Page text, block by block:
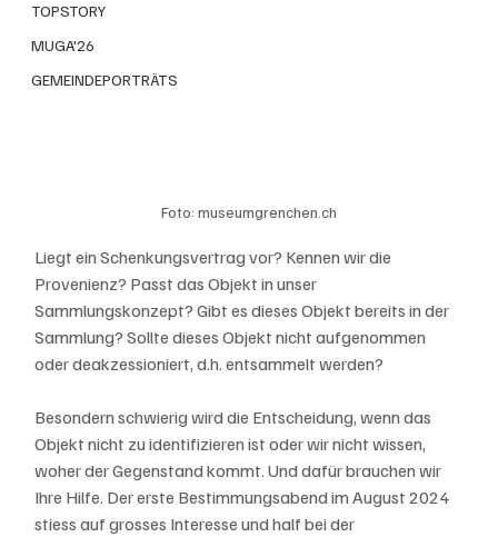
TOPSTORY
MUGA'26
GEMEINDEPORTRÄTS
Foto: museumgrenchen.ch
Liegt ein Schenkungsvertrag vor? Kennen wir die
Provenienz? Passt das Objekt in unser
Sammlungskonzept? Gibt es dieses Objekt bereits in der
Sammlung? Sollte dieses Objekt nicht aufgenommen
oder deakzessioniert, d.h. entsammelt werden?
Besondern schwierig wird die Entscheidung, wenn das
Objekt nicht zu identifizieren ist oder wir nicht wissen,
woher der Gegenstand kommt. Und dafür brauchen wir
Ihre Hilfe. Der erste Bestimmungsabend im August 2024
stiess auf grosses Interesse und half bei der